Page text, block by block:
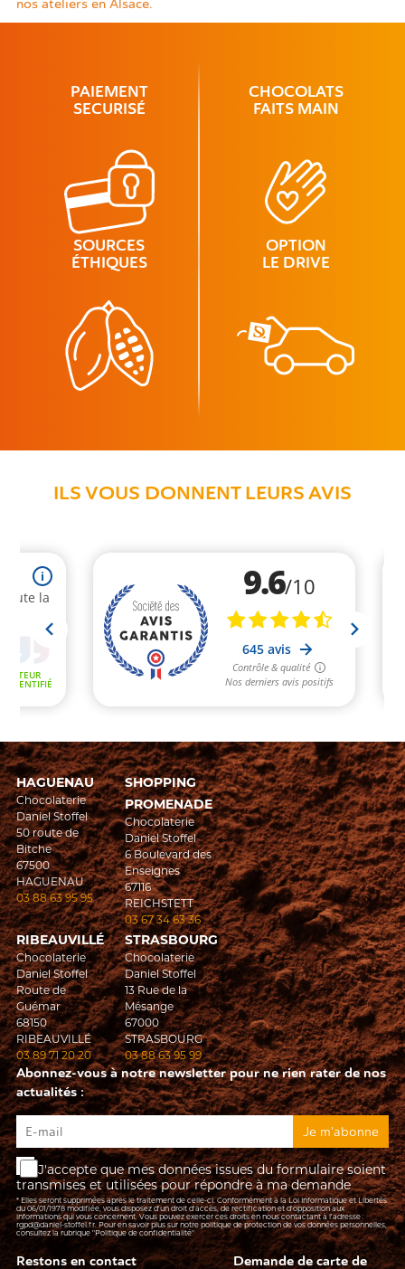
nos ateliers en Alsace.
PAIEMENT
SECURISÉ
CHOCOLATS
FAITS MAIN
SOURCES
ÉTHIQUES
OPTION
LE DRIVE
ILS VOUS DONNENT LEURS AVIS
HAGUENAU
Chocolaterie
Daniel Stoffel
50 route de
Bitche
67500
HAGUENAU
03 88 63 95 95
SHOPPING
PROMENADE
Chocolaterie
Daniel Stoffel
6 Boulevard des
Enseignes
67116
REICHSTETT
03 67 34 63 36
RIBEAUVILLÉ
Chocolaterie
Daniel Stoffel
Route de
Guémar
68150
RIBEAUVILLÉ
03 89 71 20 20
STRASBOURG
Chocolaterie
Daniel Stoffel
13 Rue de la
Mésange
67000
STRASBOURG
03 88 63 95 99
Abonnez-vous à notre newsletter pour ne rien rater de nos
actualités :
J'accepte que mes données issues du formulaire soient
transmises et utilisées pour répondre à ma demande
* Elles seront supprimées après le traitement de celle-ci. Conformément à la Loi Informatique et Libertés
du 06/01/1978 modifiée, vous disposez d'un droit d'accès, de rectification et d’opposition aux
informations qui vous concernent. Vous pouvez exercer ces droits en nous contactant à l'adresse :
rgpd@daniel-stoffel.fr. Pour en savoir plus sur notre politique de protection de vos données personnelles,
consultez la rubrique "Politique de confidentialité"
Restons en contact Demande de carte de